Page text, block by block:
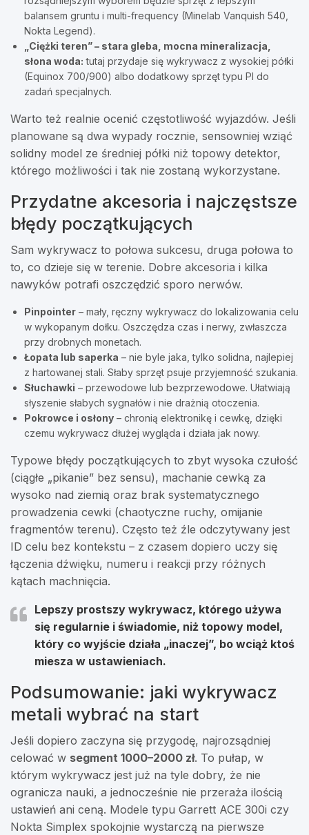
balansem gruntu i multi-frequency (Minelab Vanquish 540,
Nokta Legend).
„Ciężki teren” – stara gleba, mocna mineralizacja,
słona woda: tutaj przydaje się wykrywacz z wysokiej półki
(Equinox 700/900) albo dodatkowy sprzęt typu PI do
zadań specjalnych.
Warto też realnie ocenić częstotliwość wyjazdów. Jeśli
planowane są dwa wypady rocznie, sensowniej wziąć
solidny model ze średniej półki niż topowy detektor,
którego możliwości i tak nie zostaną wykorzystane.
Przydatne akcesoria i najczęstsze
błędy początkujących
Sam wykrywacz to połowa sukcesu, druga połowa to
to, co dzieje się w terenie. Dobre akcesoria i kilka
nawyków potrafi oszczędzić sporo nerwów.
Pinpointer – mały, ręczny wykrywacz do lokalizowania celu
w wykopanym dołku. Oszczędza czas i nerwy, zwłaszcza
przy drobnych monetach.
Łopata lub saperka – nie byle jaka, tylko solidna, najlepiej
z hartowanej stali. Słaby sprzęt psuje przyjemność szukania.
Słuchawki – przewodowe lub bezprzewodowe. Ułatwiają
słyszenie słabych sygnałów i nie drażnią otoczenia.
Pokrowce i osłony – chronią elektronikę i cewkę, dzięki
czemu wykrywacz dłużej wygląda i działa jak nowy.
Typowe błędy początkujących to zbyt wysoka czułość
(ciągłe „pikanie” bez sensu), machanie cewką za
wysoko nad ziemią oraz brak systematycznego
prowadzenia cewki (chaotyczne ruchy, omijanie
fragmentów terenu). Często też źle odczytywany jest
ID celu bez kontekstu – z czasem dopiero uczy się
łączenia dźwięku, numeru i reakcji przy różnych
kątach machnięcia.
Lepszy prostszy wykrywacz, którego używa
się regularnie i świadomie, niż topowy model,
który co wyjście działa „inaczej”, bo wciąż ktoś
miesza w ustawieniach.
Podsumowanie: jaki wykrywacz
metali wybrać na start
Jeśli dopiero zaczyna się przygodę, najrozsądniej
celować w segment 1000–2000 zł. To pułap, w
którym wykrywacz jest już na tyle dobry, że nie
ogranicza nauki, a jednocześnie nie przeraża ilością
ustawień ani ceną. Modele typu Garrett ACE 300i czy
Nokta Simplex spokojnie wystarczą na pierwsze